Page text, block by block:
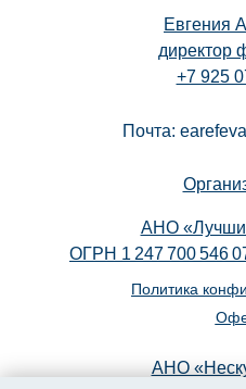
Почта:
АНО
ОГРН 1 247 700 546
АНО
Политика
Евгения
директор
+7 925